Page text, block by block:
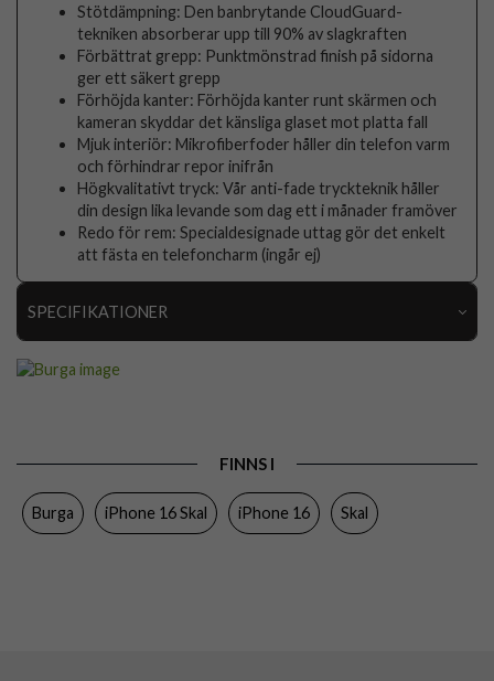
Stötdämpning: Den banbrytande CloudGuard-
tekniken absorberar upp till 90% av slagkraften
Förbättrat grepp: Punktmönstrad finish på sidorna
ger ett säkert grepp
Förhöjda kanter: Förhöjda kanter runt skärmen och
kameran skyddar det känsliga glaset mot platta fall
Mjuk interiör: Mikrofiberfoder håller din telefon varm
och förhindrar repor inifrån
Högkvalitativt tryck: Vår anti-fade tryckteknik håller
din design lika levande som dag ett i månader framöver
Redo för rem: Specialdesignade uttag gör det enkelt
att fästa en telefoncharm (ingår ej)
SPECIFIKATIONER
Färg
FINNS I
Burga iPhone 16 Skal iPhone 16 Skal